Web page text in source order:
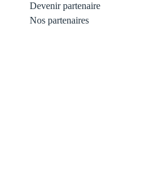
Devenir partenaire
Nos partenaires